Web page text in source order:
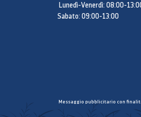
Lunedì-Venerdì: 08:00-
Sabato: 09:00-13:00
Messaggio pubblicitario con